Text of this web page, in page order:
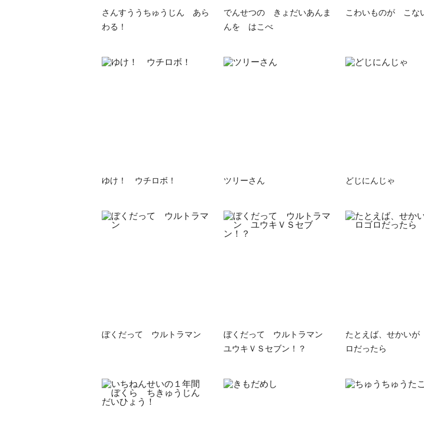
さんすううちゅうじん あら
わる！
でんせつの きょだいあんま
んを はこべ
こわいものが こな
ゆけ！ ウチロボ！ ツリーさん どじにんじゃ
ぼくだって ウルトラマン
ぼくだって ウルトラマン
ユウキＶＳセブン！？
たとえば、せかい
ロだったら